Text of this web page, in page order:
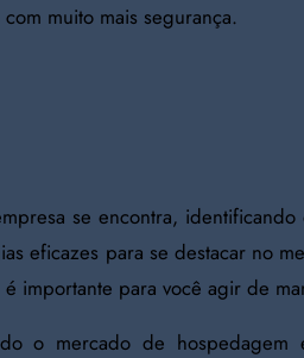
muito mais segurança.
se encontra,
eficazes para se destacar no
importante para você agir de
o mercado de hospedagem